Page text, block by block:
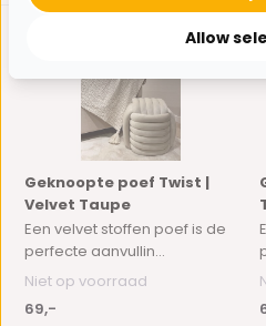
Geknoopte poef Twist |
Velvet Taupe
Een velvet stoffen poef is de
perfecte aanvullin...
Niet op voorraad
69,-
Allow